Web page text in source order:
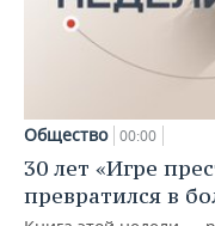
Общество 00:00
30 лет «Игре
превратился в